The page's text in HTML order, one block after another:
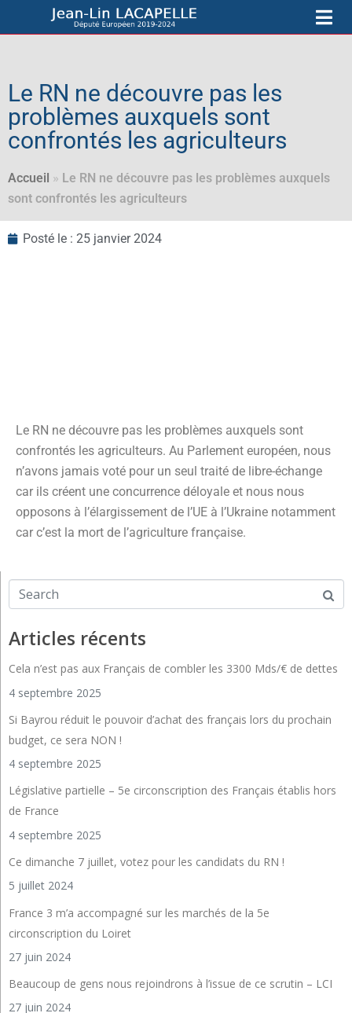
Le RN ne découvre pas les
problèmes auxquels sont
confrontés les agriculteurs
Accueil » Le RN ne découvre pas les problèmes auxquels
sont confrontés les agriculteurs
Posté le : 25 janvier 2024
Le RN ne découvre pas les problèmes auxquels sont
confrontés les agriculteurs. Au Parlement européen, nous
n’avons jamais voté pour un seul traité de libre-échange
car ils créent une concurrence déloyale et nous nous
opposons à l’élargissement de l’UE à l’Ukraine notamment
car c’est la mort de l’agriculture française.
Articles récents
Cela n’est pas aux Français de combler les 3300 Mds/€ de dettes
4 septembre 2025
Si Bayrou réduit le pouvoir d’achat des français lors du prochain
budget, ce sera NON !
4 septembre 2025
Législative partielle – 5e circonscription des Français établis hors
de France
4 septembre 2025
Ce dimanche 7 juillet, votez pour les candidats du RN !
5 juillet 2024
France 3 m’a accompagné sur les marchés de la 5e
circonscription du Loiret
27 juin 2024
Beaucoup de gens nous rejoindrons à l’issue de ce scrutin – LCI
27 juin 2024